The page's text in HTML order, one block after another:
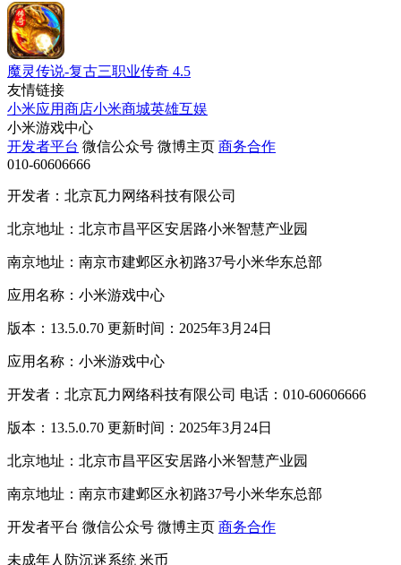
魔灵传说-复古三职业传奇 4.5
友情链接
小米应用商店小米商城英雄互娱
小米游戏中心
开发者平台 微信公众号 微博主页 商务合作
010-60606666
开发者：北京瓦力网络科技有限公司
北京地址：北京市昌平区安居路小米智慧产业园
南京地址：南京市建邺区永初路37号小米华东总部
应用名称：小米游戏中心
版本：13.5.0.70 更新时间：2025年3月24日
应用名称：小米游戏中心
开发者：北京瓦力网络科技有限公司 电话：010-60606666
版本：13.5.0.70 更新时间：2025年3月24日
北京地址：北京市昌平区安居路小米智慧产业园
南京地址：南京市建邺区永初路37号小米华东总部
开发者平台 微信公众号 微博主页 商务合作
未成年人防沉迷系统 米币